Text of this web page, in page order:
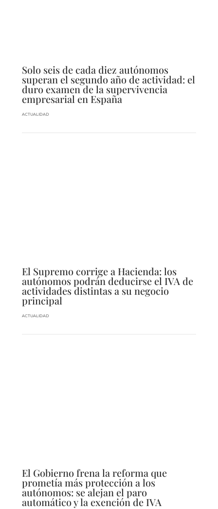
Solo seis de cada diez autónomos
superan el segundo año de actividad: el
duro examen de la supervivencia
empresarial en España
ACTUALIDAD
El Supremo corrige a Hacienda: los
autónomos podrán deducirse el IVA de
actividades distintas a su negocio
principal
ACTUALIDAD
El Gobierno frena la reforma que
prometía más protección a los
autónomos: se alejan el paro
automático y la exención de IVA